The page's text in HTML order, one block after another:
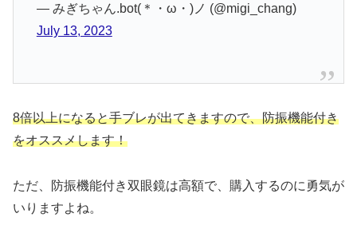
— みぎちゃん.bot(＊・ω・)ノ (@migi_chang)
July 13, 2023
8倍以上になると手ブレが出てきますので、防振機能付き
をオススメします！
ただ、防振機能付き双眼鏡は高額で、購入するのに勇気が
いりますよね。